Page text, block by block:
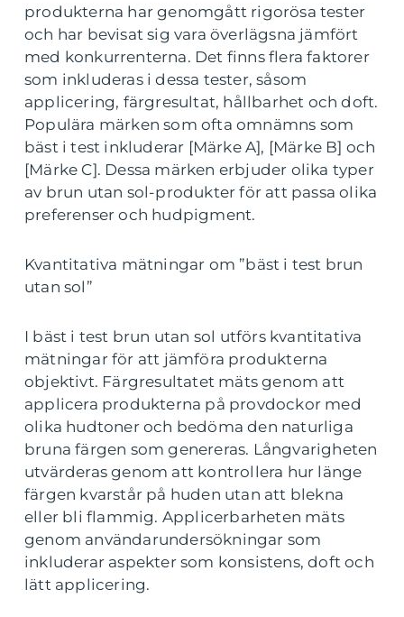
produkterna har genomgått rigorösa tester
och har bevisat sig vara överlägsna jämfört
med konkurrenterna. Det finns flera faktorer
som inkluderas i dessa tester, såsom
applicering, färgresultat, hållbarhet och doft.
Populära märken som ofta omnämns som
bäst i test inkluderar [Märke A], [Märke B] och
[Märke C]. Dessa märken erbjuder olika typer
av brun utan sol-produkter för att passa olika
preferenser och hudpigment.
Kvantitativa mätningar om ”bäst i test brun
utan sol”
I bäst i test brun utan sol utförs kvantitativa
mätningar för att jämföra produkterna
objektivt. Färgresultatet mäts genom att
applicera produkterna på provdockor med
olika hudtoner och bedöma den naturliga
bruna färgen som genereras. Långvarigheten
utvärderas genom att kontrollera hur länge
färgen kvarstår på huden utan att blekna
eller bli flammig. Applicerbarheten mäts
genom användarundersökningar som
inkluderar aspekter som konsistens, doft och
lätt applicering.